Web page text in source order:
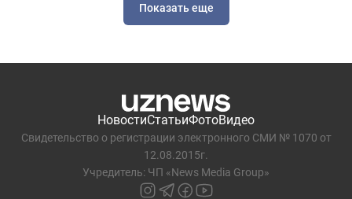
Показать еще
НовостиСтатьиФотоВидео
Свидетельство о регистрации электронного СМИ № 1070 от
12.08.2015г.
Учредитель: ЧП «News Media Group»